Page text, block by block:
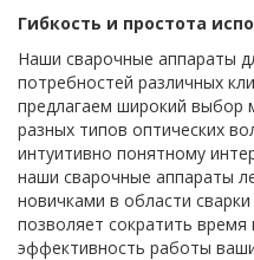
Гибкость и простота
Наши сварочные аппараты
потребностей различных
предлагаем широкий выбор
разных типов оптических
интуитивно понятному
наши сварочные аппараты
новичками в области
позволяет сократить
эффективность работы